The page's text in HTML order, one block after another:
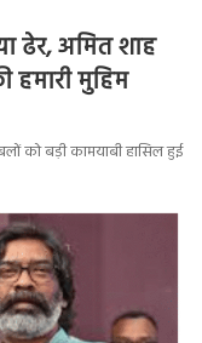
ढेर, अमित शाह
मुहिम
को बड़ी कामयाबी हासिल हुई